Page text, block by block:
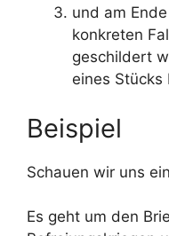
und am
konkreten
geschildert
eines Stücks
Beispiel
Schauen wir uns
Es geht um den